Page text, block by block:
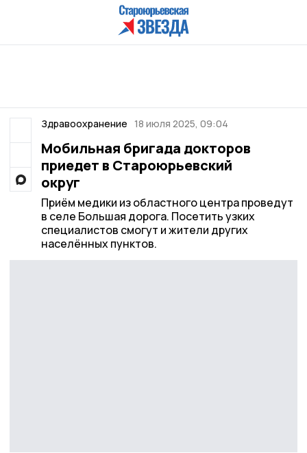
Здравоохранение 18 июля 2025, 09:04
Мобильная бригада докторов
приедет в Староюрьевский
округ
Приём медики из областного центра проведут
в селе Большая дорога. Посетить узких
специалистов смогут и жители других
населённых пунктов.